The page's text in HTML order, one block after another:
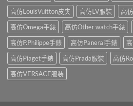
高仿LouisVuitton皮夹
高仿LV服裝
高
高仿Omega手錶
高仿Other watch手錶
高仿P.Philippe手錶
高仿Panerai手錶
高仿Piaget手錶
高仿Prada服裝
高仿
高仿VERSACE服裝